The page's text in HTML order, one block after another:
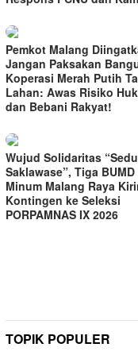
Pemkot Malang
Jangan Paksakan
Koperasi Merah Putih
Lahan: Awas Risiko
dan Bebani Rakyat!
Wujud Solidaritas
Saklawase”, Tiga
Minum Malang Raya
Kontingen ke Seleksi
PORPAMNAS IX 2026
TOPIK POPULER